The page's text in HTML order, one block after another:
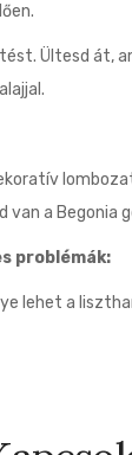
Ültesd át,
a Begonia
problémák:
lehet a